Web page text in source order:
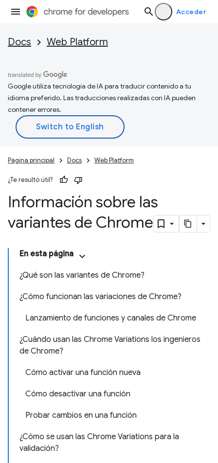
Acceder
Docs Web Platform
Google utiliza tecnología de IA para traducir contenido a tu
idioma preferido. Las traducciones realizadas con IA pueden
contener errores.
Página principal Docs Web Platform
¿Te resultó útil?
Información sobre las
variantes de Chrome
En esta página
¿Qué son las variantes de Chrome?
¿Cómo funcionan las variaciones de Chrome?
Lanzamiento de funciones y canales de Chrome
¿Cuándo usan las Chrome Variations los ingenieros
de Chrome?
Cómo activar una función nueva
Cómo desactivar una función
Probar cambios en una función
¿Cómo se usan las Chrome Variations para la
validación?